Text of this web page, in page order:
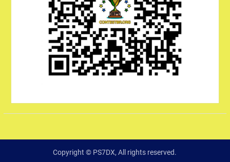
Copyright © PS7DX, All rights reserved.